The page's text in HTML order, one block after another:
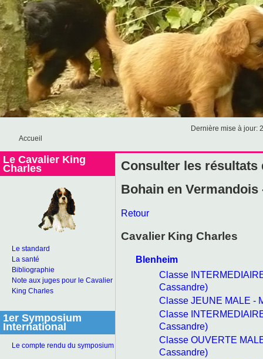
Accueil
Dernière mise à jour:
Le Cavalier King
Charles
Le standard
La santé
Bibliographie
Note aux juges pour le Cavalier
King Charles
1er Symposium
International
Le compte rendu du symposium
Consulter les résultats
Bohain en Vermandois
Retour
Cavalier King Charles
Blenheim
Classe
Cassandre)
Classe JEUNE MALE -
Classe
Cassandre)
Classe OUVERTE
Cassandre)